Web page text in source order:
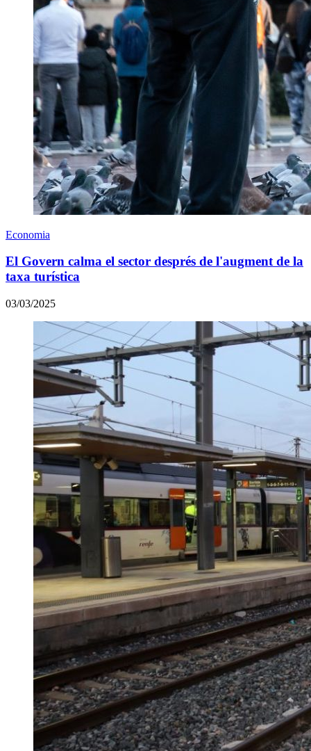
Economia
El Govern calma el sector després de l'augment de la
taxa turística
03/03/2025